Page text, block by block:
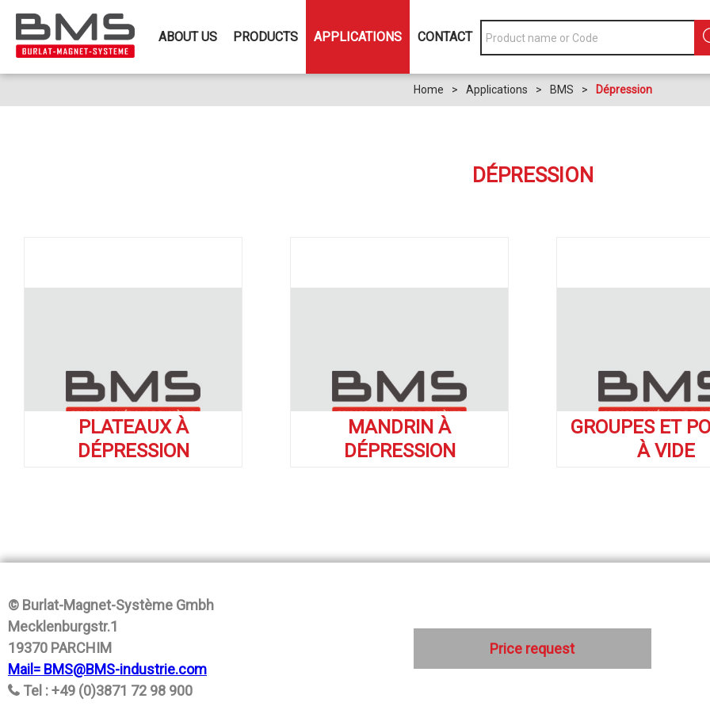
ABOUT US PRODUCTS APPLICATIONS CONTACT
Home > Applications > BMS > Dépression
DÉPRESSION
PLATEAUX À
DÉPRESSION
MANDRIN À
DÉPRESSION
GROUPES ET
À VIDE
© Burlat-Magnet-Système Gmbh
Mecklenburgstr.1
19370 PARCHIM
Mail= BMS@BMS-industrie.com
Tel : +49 (0)3871 72 98 900
Price request